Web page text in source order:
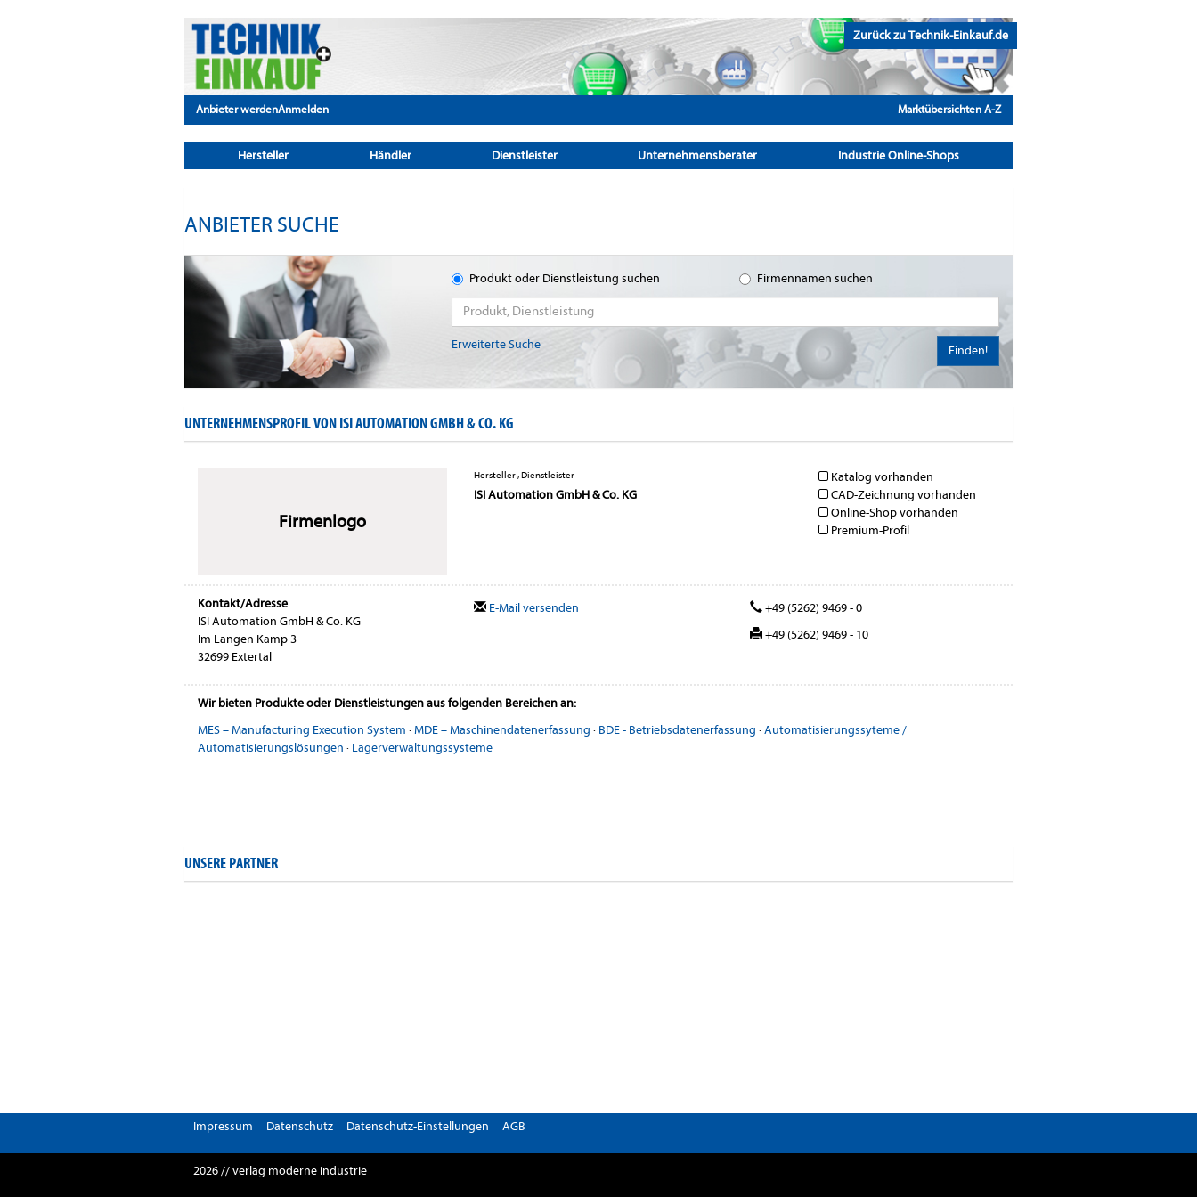
Zurück zu Technik-Einkauf.de
Anbieter werdenAnmelden Marktübersichten A-Z
Hersteller Händler Dienstleister Unternehmensberater Industrie Online-Shops
ANBIETER SUCHE
Produkt oder Dienstleistung suchen Firmennamen suchen
Erweiterte Suche Finden!
UNTERNEHMENSPROFIL VON ISI AUTOMATION GMBH & CO. KG
Firmenlogo
Hersteller , Dienstleister
ISI Automation GmbH & Co. KG
Katalog vorhanden
CAD-Zeichnung vorhanden
Online-Shop vorhanden
Premium-Profil
Kontakt/Adresse
ISI Automation GmbH & Co. KG
Im Langen Kamp 3
32699 Extertal
E-Mail versenden
+49 (5262) 9469 - 0
+49 (5262) 9469 - 10
Wir bieten Produkte oder Dienstleistungen aus folgenden Bereichen an:
MES – Manufacturing Execution System ·MDE – Maschinendatenerfassung · BDE - Betriebsdatenerfassung ·Automatisierungssyteme /
Automatisierungslösungen · Lagerverwaltungssysteme
UNSERE PARTNER
Impressum Datenschutz Datenschutz-Einstellungen AGB
2026 // verlag moderne industrie